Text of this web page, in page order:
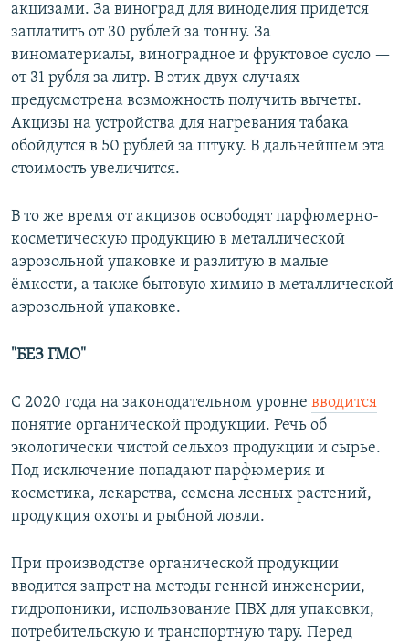
акцизами. За виноград для виноделия придется
заплатить от 30 рублей за тонну. За
виноматериалы, виноградное и фруктовое сусло —
от 31 рубля за литр. В этих двух случаях
предусмотрена возможность получить вычеты.
Акцизы на устройства для нагревания табака
обойдутся в 50 рублей за штуку. В дальнейшем эта
стоимость увеличится.
В то же время от акцизов освободят парфюмерно-
косметическую продукцию в металлической
аэрозольной упаковке и разлитую в малые
ёмкости, а также бытовую химию в металлической
аэрозольной упаковке.
"БЕЗ ГМО"
С 2020 года на законодательном уровне вводится
понятие органической продукции. Речь об
экологически чистой сельхоз продукции и сырье.
Под исключение попадают парфюмерия и
косметика, лекарства, семена лесных растений,
продукция охоты и рыбной ловли.
При производстве органической продукции
вводится запрет на методы генной инженерии,
гидропоники, использование ПВХ для упаковки,
потребительскую и транспортную тару. Перед